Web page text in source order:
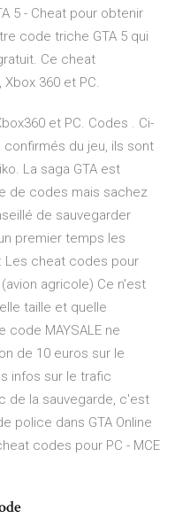
5 - Cheat pour obtenir
code triche GTA 5 qui
Ce cheat
360 et PC.
et PC. Codes . Ci-
du jeu, ils sont
La saga GTA est
de codes mais sachez
de sauvegarder
premier temps les
Les cheat codes pour
agricole) Ce n'est
taille et quelle
code MAYSALE ne
de 10 euros sur le
infos sur le trafic
de la sauvegarde, c'est
police dans GTA Online
codes pour PC - MCE